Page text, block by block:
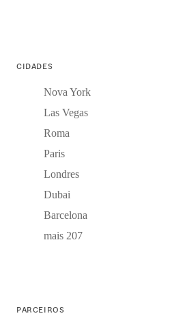
CIDADES
Nova York
Las Vegas
Roma
Paris
Londres
Dubai
Barcelona
mais 207
PARCEIROS